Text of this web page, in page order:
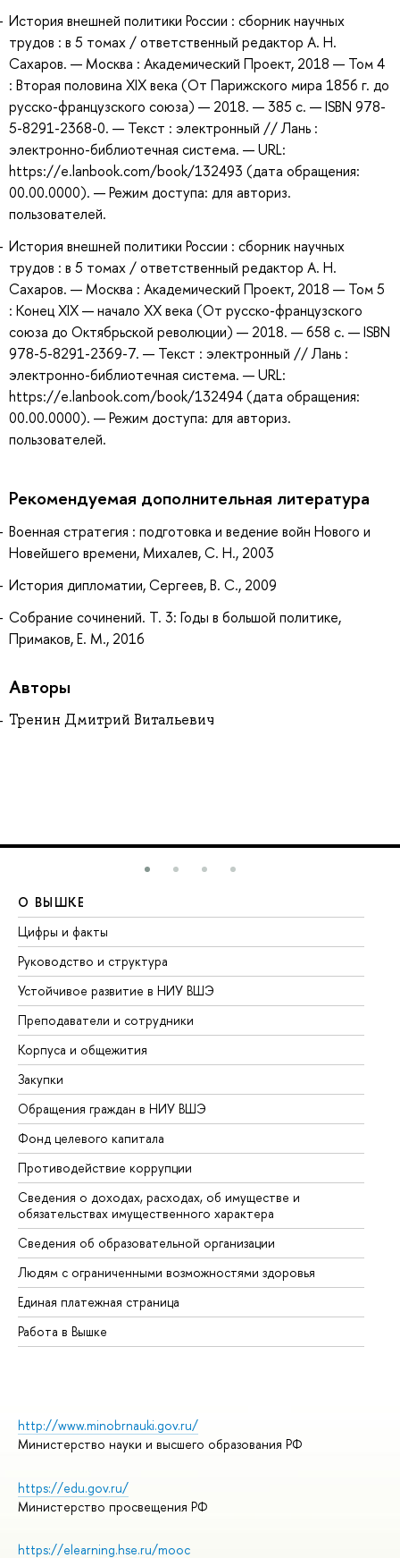
История внешней политики России : сборник научных
трудов : в 5 томах / ответственный редактор А. Н.
Сахаров. — Москва : Академический Проект, 2018 — Том 4
: Вторая половина XIX века (От Парижского мира 1856 г. до
русско-французского союза) — 2018. — 385 с. — ISBN 978-
5-8291-2368-0. — Текст : электронный // Лань :
электронно-библиотечная система. — URL:
https://e.lanbook.com/book/132493 (дата обращения:
00.00.0000). — Режим доступа: для авториз.
пользователей.
История внешней политики России : сборник научных
трудов : в 5 томах / ответственный редактор А. Н.
Сахаров. — Москва : Академический Проект, 2018 — Том 5
: Конец XIX — начало ХХ века (От русско-французского
союза до Октябрьской революции) — 2018. — 658 с. — ISBN
978-5-8291-2369-7. — Текст : электронный // Лань :
электронно-библиотечная система. — URL:
https://e.lanbook.com/book/132494 (дата обращения:
00.00.0000). — Режим доступа: для авториз.
пользователей.
Рекомендуемая дополнительная литература
Военная стратегия : подготовка и ведение войн Нового и
Новейшего времени, Михалев, С. Н., 2003
История дипломатии, Сергеев, В. С., 2009
Собрание сочинений. Т. 3: Годы в большой политике,
Примаков, Е. М., 2016
Авторы
Тренин Дмитрий Витальевич
О ВЫШКЕ
Цифры и факты
Руководство и структура
Устойчивое развитие в НИУ ВШЭ
Преподаватели и сотрудники
Корпуса и общежития
Закупки
Обращения граждан в НИУ ВШЭ
Фонд целевого капитала
Противодействие коррупции
Сведения о доходах, расходах, об имуществе и
обязательствах имущественного характера
Сведения об образовательной организации
Людям с ограниченными возможностями здоровья
Единая платежная страница
Работа в Вышке
http://www.minobrnauki.gov.ru/
Министерство науки и высшего образования РФ
https://edu.gov.ru/
Министерство просвещения РФ
https://elearning.hse.ru/mooc